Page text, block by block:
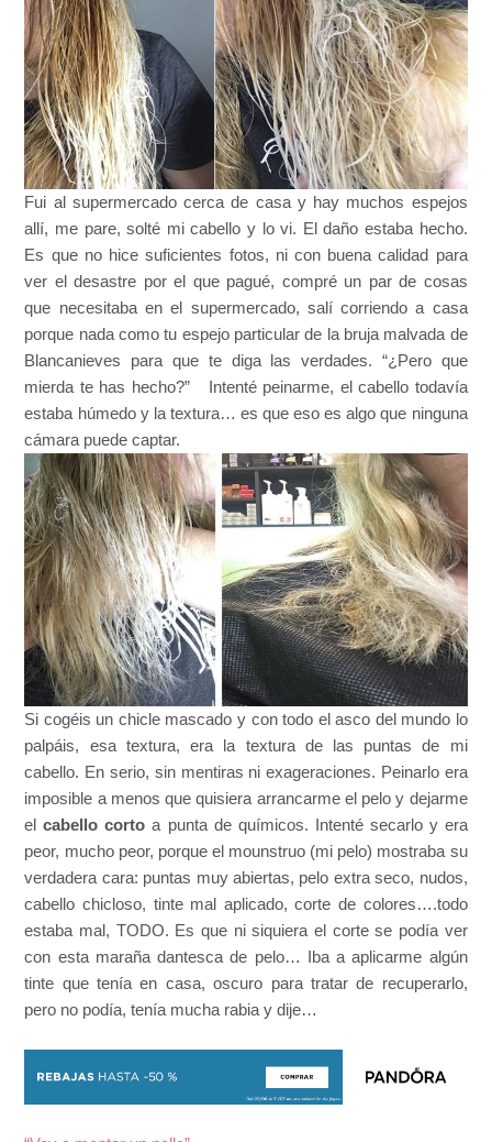
Fui al supermercado cerca de casa y hay muchos espejos
allí, me pare, solté mi cabello y lo vi. El daño estaba hecho.
Es que no hice suficientes fotos, ni con buena calidad para
ver el desastre por el que pagué, compré un par de cosas
que necesitaba en el supermercado, salí corriendo a casa
porque nada como tu espejo particular de la bruja malvada de
Blancanieves para que te diga las verdades. “¿Pero que
mierda te has hecho?” Intenté peinarme, el cabello todavía
estaba húmedo y la textura… es que eso es algo que ninguna
cámara puede captar.
Si cogéis un chicle mascado y con todo el asco del mundo lo
palpáis, esa textura, era la textura de las puntas de mi
cabello. En serio, sin mentiras ni exageraciones. Peinarlo era
imposible a menos que quisiera arrancarme el pelo y dejarme
el cabello corto a punta de químicos. Intenté secarlo y era
peor, mucho peor, porque el mounstruo (mi pelo) mostraba su
verdadera cara: puntas muy abiertas, pelo extra seco, nudos,
cabello chicloso, tinte mal aplicado, corte de colores….todo
estaba mal, TODO. Es que ni siquiera el corte se podía ver
con esta maraña dantesca de pelo… Iba a aplicarme algún
tinte que tenía en casa, oscuro para tratar de recuperarlo,
pero no podía, tenía mucha rabia y dije…